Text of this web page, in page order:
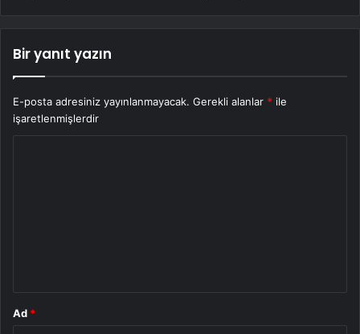
Bir yanıt yazın
E-posta adresiniz yayınlanmayacak. Gerekli alanlar * ile
işaretlenmişlerdir
Ad *